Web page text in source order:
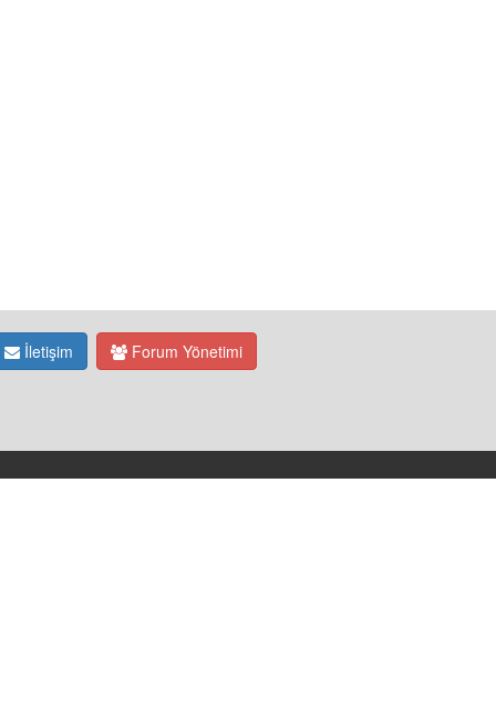
İletişim Forum Yönetimi